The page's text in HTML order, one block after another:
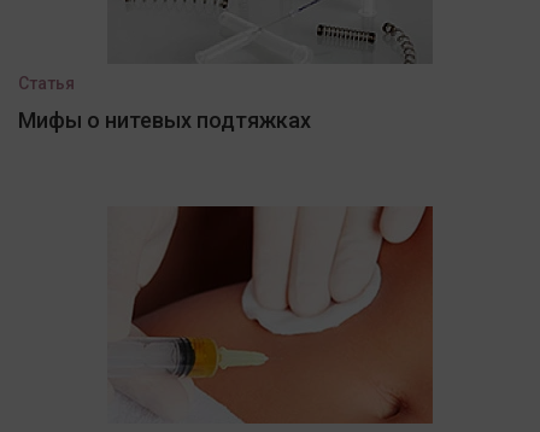
Статья
Мифы о нитевых подтяжках